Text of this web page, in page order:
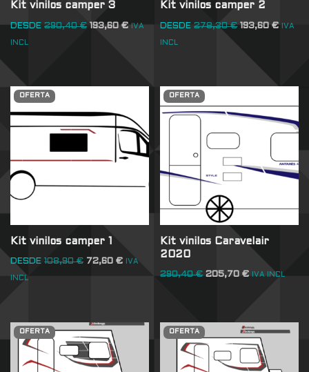
Kit vinilos camper 3
DESDE 290,40€ 193,60€ IVA
INCL
Kit vinilos camper 2
DESDE 278,30€ 193,60€ IVA
INCL
OFERTA
Kit vinilos camper 1
DESDE 108,90€ 72,60 € IVA
INCL
OFERTA
Kit vinilos Caravelair
2020
290,40€ 205,70€ IVA INCL
OFERTA OFERTA